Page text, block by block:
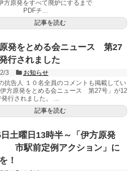
原発をすべて廃炉にするまで
チ...
記事を読む
原発をとめる会ニュース 第27
行されました
3
お知らせ
抗告人 １０名全員のコメントも掲載してい
方原発をとめる会ニュース 第27号」が12
発行されました。 ...
記事を読む
土曜日13時半～「伊方原発
市駅前定例アクション」に
！